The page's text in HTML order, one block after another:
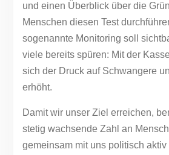
und einen Überblick über die
Menschen diesen Test
sogenannte Monitoring soll
viele bereits spüren: Mit der
sich der Druck auf Schwangere
erhöht.
Damit wir unser Ziel erreichen,
stetig wachsende Zahl an
gemeinsam mit uns politisch